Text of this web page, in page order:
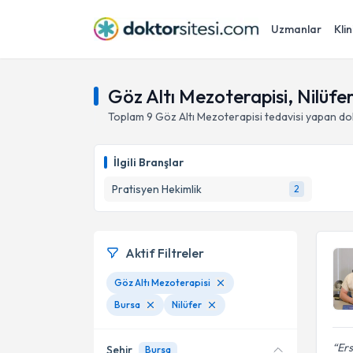
Uzmanlar
Göz Altı Mezoterapisi,
Toplam 9 Göz Altı Mezoterapisi tedavisi yapan
İlgili Branşlar
Pratisyen Hekimlik
2
Aktif Filtreler
Göz Altı Mezoterapisi
Bursa
Nilüfer
Şehir Bursa